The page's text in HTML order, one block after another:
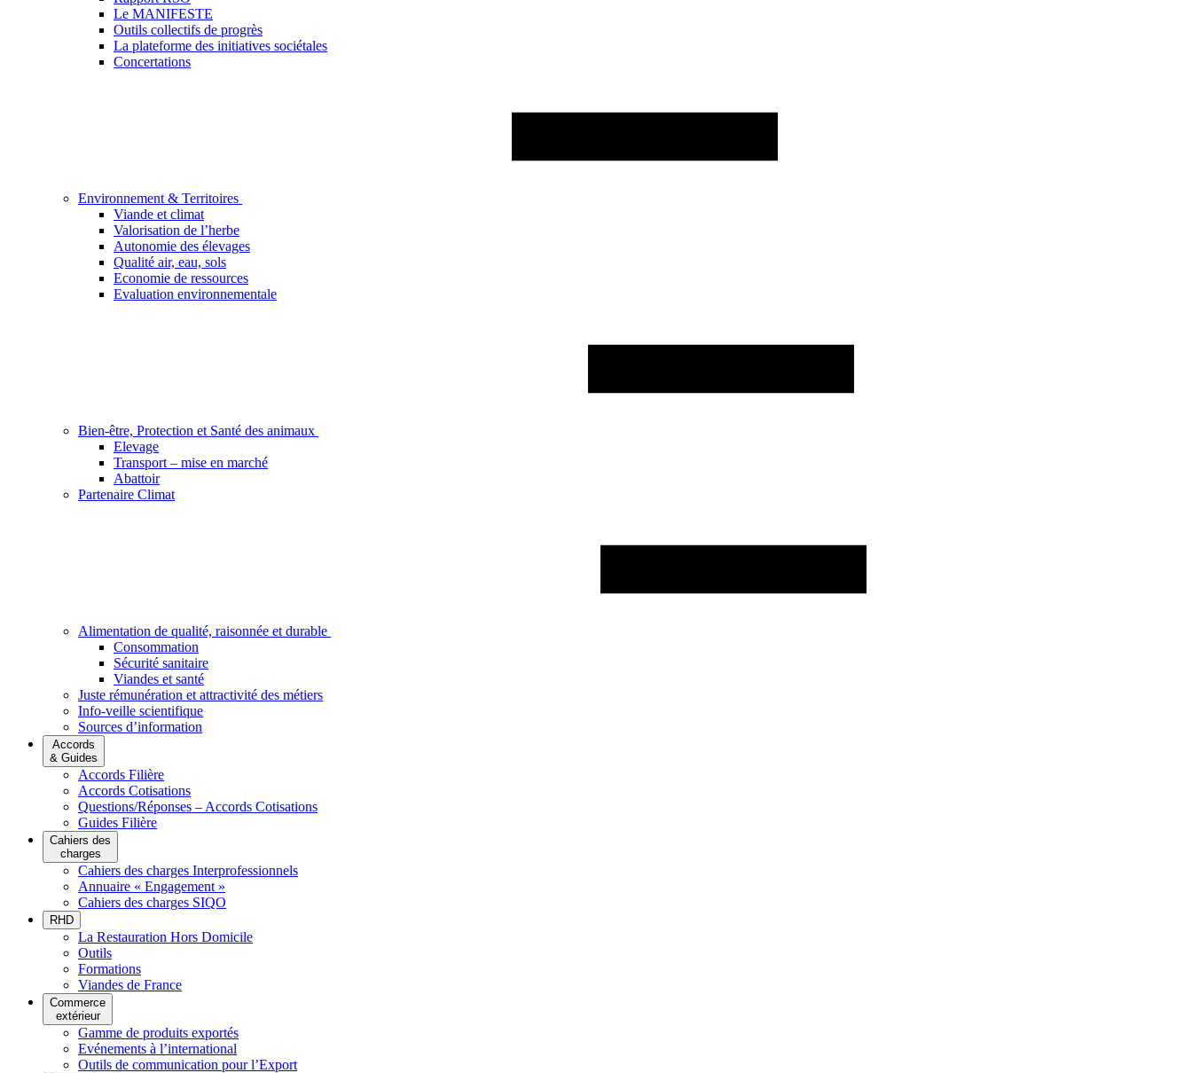
Le MANIFESTE
Outils collectifs de progrès
La plateforme des initiatives sociétales
Concertations
Environnement & Territoires
Viande et climat
Valorisation de l’herbe
Autonomie des élevages
Qualité air, eau, sols
Economie de ressources
Evaluation environnementale
Bien-être, Protection et Santé des animaux
Elevage
Transport – mise en marché
Abattoir
Partenaire Climat
Alimentation de qualité, raisonnée et durable
Consommation
Sécurité sanitaire
Viandes et santé
Juste rémunération et attractivité des métiers
Info-veille scientifique
Sources d’information
Accords
& Guides
Accords Filière
Accords Cotisations
Questions/Réponses – Accords Cotisations
Guides Filière
Cahiers des
charges
Cahiers des charges Interprofessionnels
Annuaire « Engagement »
Cahiers des charges SIQO
RHD
La Restauration Hors Domicile
Outils
Formations
Viandes de France
Commerce
extérieur
Gamme de produits exportés
Evénements à l’international
Outils de communication pour l’Export